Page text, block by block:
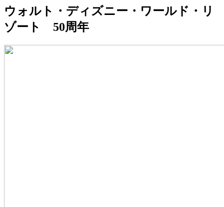
ウォルト・ディズニー・ワールド・リ
ゾート 50周年